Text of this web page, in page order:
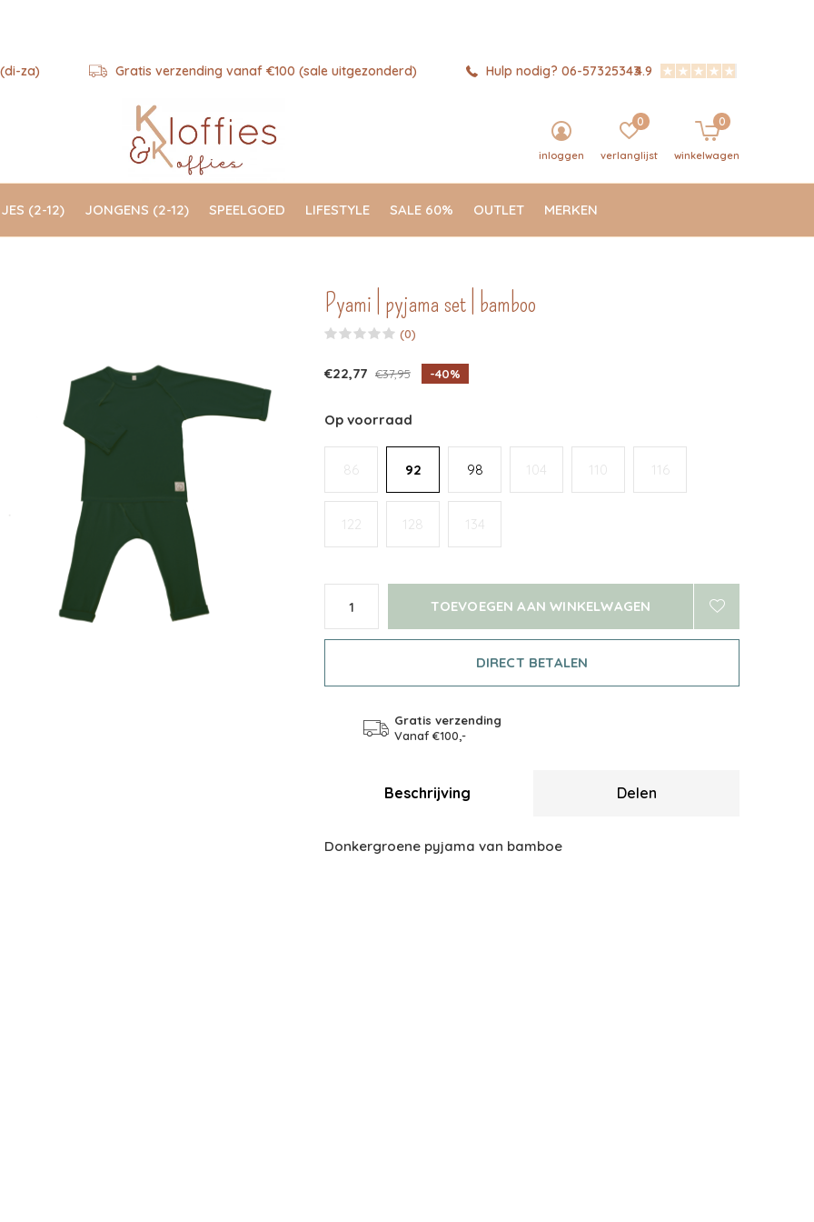
(2-12) JONGENS (2-12) SPEELGOED LIFESTYLE SALE 60% OUTLET MERKEN
inloggen verlanglijst
0
winkelwagen
0
za) Gratis verzending vanaf €100 (sale uitgezonderd) Hulp nodig? 06-573253434.9
Pyami | pyjama set | bamboo
(0)
€22,77 €37,95 -40%
Op voorraad
86 92 98 104 110 116
122 128 134
TOEVOEGEN AAN WINKELWAGEN
DIRECT BETALEN
Gratis verzending
Vanaf €100,-
Beschrijving Delen
Donkergroene pyjama van bamboe